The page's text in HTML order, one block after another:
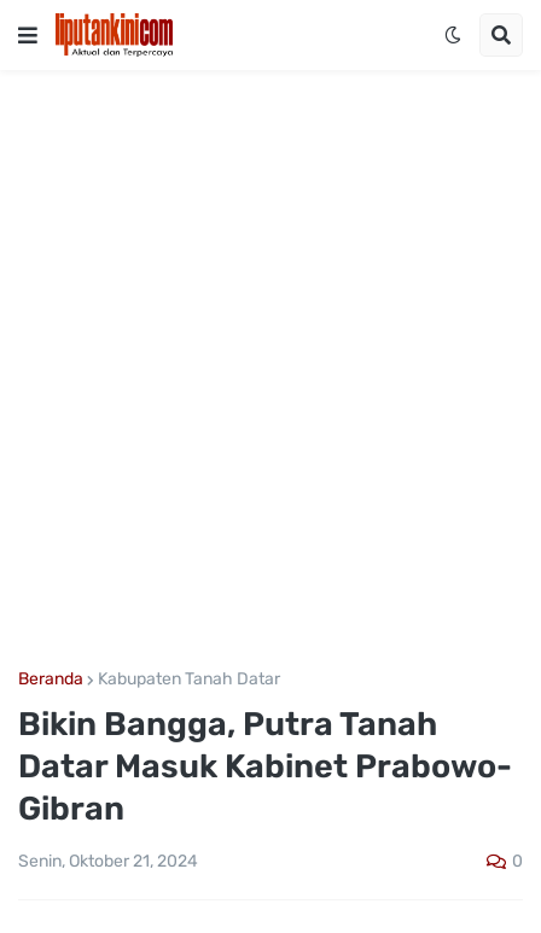
Beranda Kabupaten Tanah Datar
Bikin Bangga, Putra Tanah
Datar Masuk Kabinet Prabowo-
Gibran
Senin, Oktober 21, 2024 0